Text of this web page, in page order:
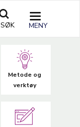
SØK
Metode og
verktøy